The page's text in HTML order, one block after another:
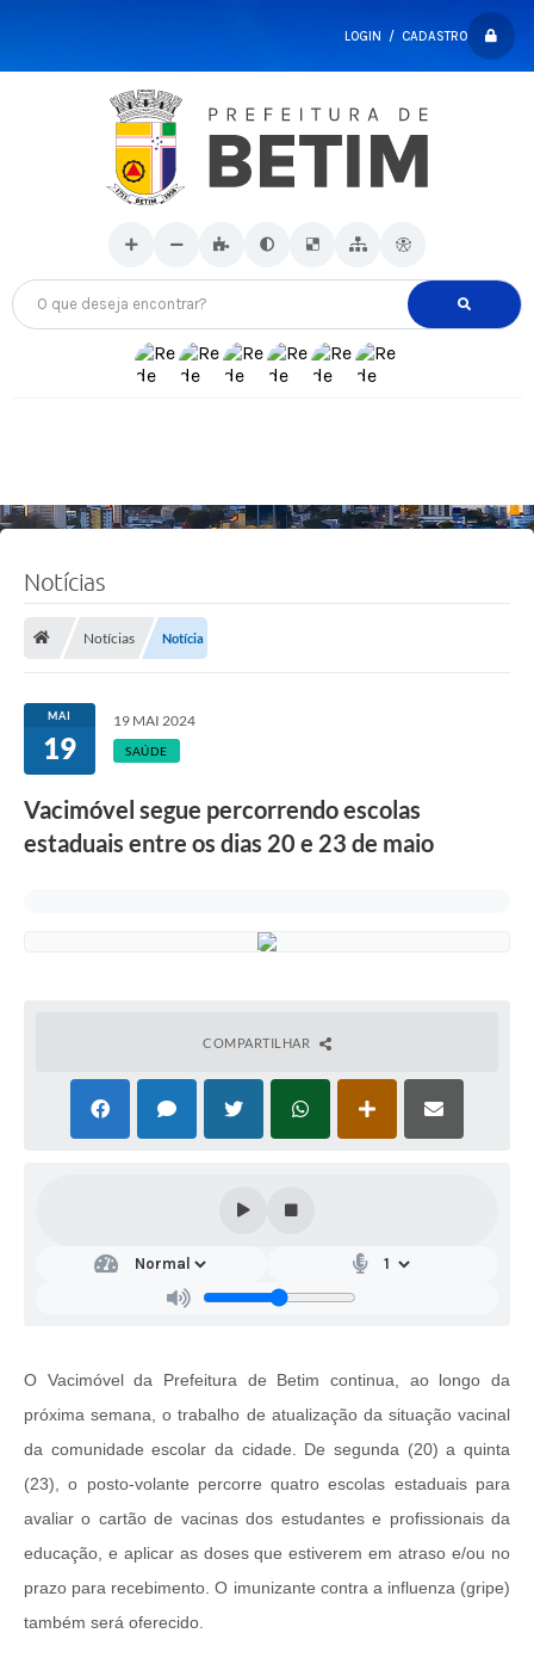
LOGIN / CADASTRO
O que deseja encontrar?
Notícias
Notícias Notícia
MAI
19
19 MAI 2024
SAÚDE
Vacimóvel segue percorrendo escolas
estaduais entre os dias 20 e 23 de maio
COMPARTILHAR
O Vacimóvel da Prefeitura de Betim continua, ao longo da
próxima semana, o trabalho de atualização da situação vacinal
da comunidade escolar da cidade. De segunda (20) a quinta
(23), o posto-volante percorre quatro escolas estaduais para
avaliar o cartão de vacinas dos estudantes e profissionais da
educação, e aplicar as doses que estiverem em atraso e/ou no
prazo para recebimento. O imunizante contra a influenza (gripe)
também será oferecido.